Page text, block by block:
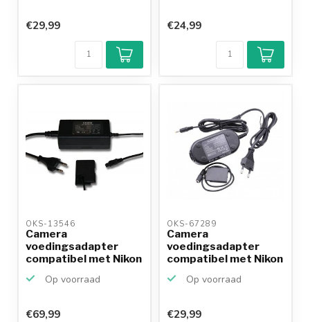
€29,99 €24,99
OKS-13546
Camera
voedingsadapter
compatibel met Nikon
Op voorraad
€69,99
OKS-67289
Camera
voedingsadapter
compatibel met Nikon
Op voorraad
€29,99